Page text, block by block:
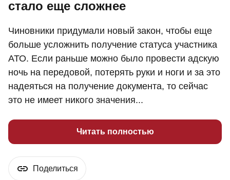
стало еще сложнее
Чиновники придумали новый закон, чтобы еще
больше усложнить получение статуса участника
АТО. Если раньше можно было провести адскую
ночь на передовой, потерять руки и ноги и за это
надеяться на получение документа, то сейчас
это не имеет никого значения...
Читать полностью
Поделиться